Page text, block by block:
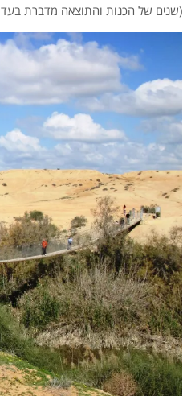
(שנים של הכנות והתוצאה מדברת